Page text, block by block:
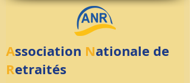
Association Nationale de
Retraités